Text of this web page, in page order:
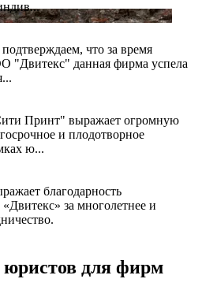
что за время
"Двитекс" данная фирма успела
Принт" выражает огромную
и плодотворное
ю...
благодарность
за многолетнее и
юристов для фирм